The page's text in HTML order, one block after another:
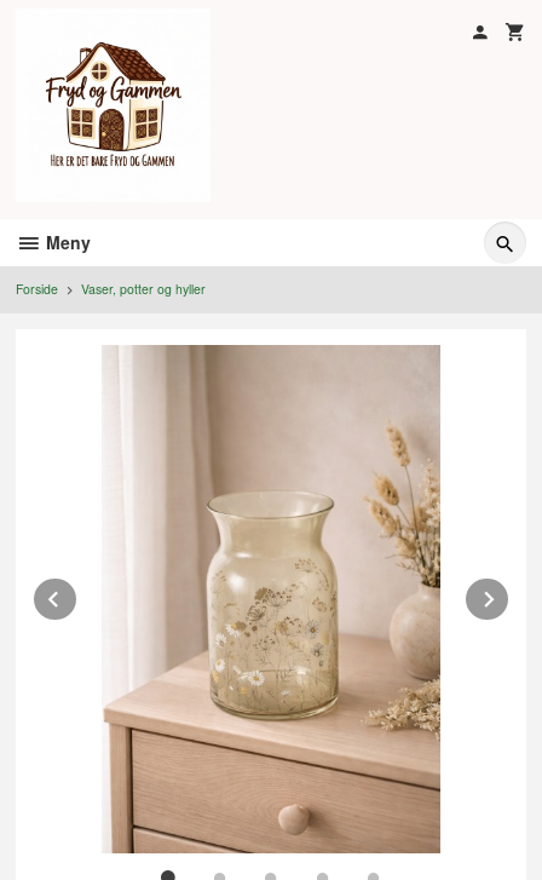
Meny
Forside Vaser, potter og hyller
Prev